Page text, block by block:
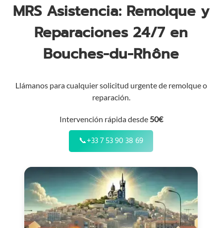
MRS Asistencia: Remolque y
Reparaciones 24/7 en
Bouches-du-Rhône
Llámanos para cualquier solicitud urgente de remolque o
reparación.
Intervención rápida desde 50€
📞+33 7 53 90 38 69